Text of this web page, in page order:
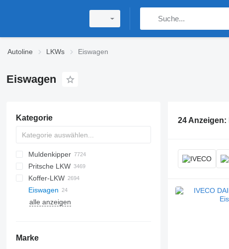
Autoline LKWs Eiswagen
Eiswagen
Kategorie
Muldenkipper
Pritsche LKW
Koffer-LKW
Eiswagen
alle anzeigen
Marke
24 Anzeigen: